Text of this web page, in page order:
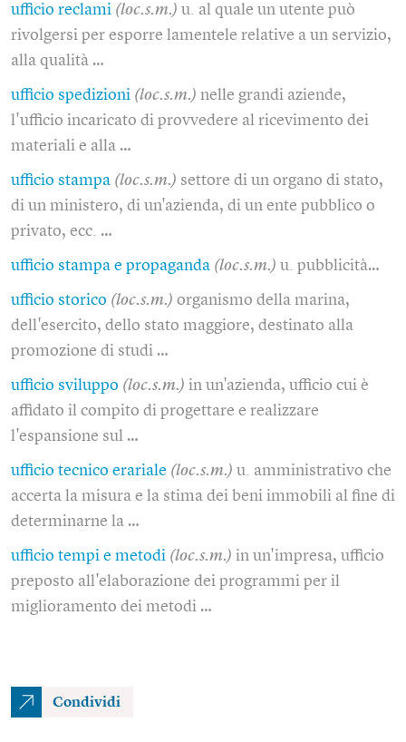
ufficio reclami (loc.s.m.) u. al quale un utente può
rivolgersi per esporre lamentele relative a un servizio,
alla qualità …
ufficio spedizioni (loc.s.m.) nelle grandi aziende,
l'ufficio incaricato di provvedere al ricevimento dei
materiali e alla …
ufficio stampa (loc.s.m.) settore di un organo di stato,
di un ministero, di un'azienda, di un ente pubblico o
privato, ecc. …
ufficio stampa e propaganda (loc.s.m.) u. pubblicità…
ufficio storico (loc.s.m.) organismo della marina,
dell'esercito, dello stato maggiore, destinato alla
promozione di studi …
ufficio sviluppo (loc.s.m.) in un'azienda, ufficio cui è
affidato il compito di progettare e realizzare
l'espansione sul …
ufficio tecnico erariale (loc.s.m.) u. amministrativo che
accerta la misura e la stima dei beni immobili al fine di
determinarne la …
ufficio tempi e metodi (loc.s.m.) in un'impresa, ufficio
preposto all'elaborazione dei programmi per il
miglioramento dei metodi …
Condividi